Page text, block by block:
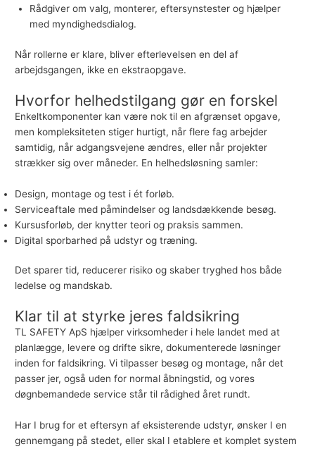
Rådgiver om valg, monterer, eftersynstester og hjælper
med myndighedsdialog.
Når rollerne er klare, bliver efterlevelsen en del af
arbejdsgangen, ikke en ekstraopgave.
Hvorfor helhedstilgang gør en forskel
Enkeltkomponenter kan være nok til en afgrænset opgave,
men kompleksiteten stiger hurtigt, når flere fag arbejder
samtidig, når adgangsvejene ændres, eller når projekter
strækker sig over måneder. En helhedsløsning samler:
Design, montage og test i ét forløb.
Serviceaftale med påmindelser og landsdækkende besøg.
Kursusforløb, der knytter teori og praksis sammen.
Digital sporbarhed på udstyr og træning.
Det sparer tid, reducerer risiko og skaber tryghed hos både
ledelse og mandskab.
Klar til at styrke jeres faldsikring
TL SAFETY ApS hjælper virksomheder i hele landet med at
planlægge, levere og drifte sikre, dokumenterede løsninger
inden for faldsikring. Vi tilpasser besøg og montage, når det
passer jer, også uden for normal åbningstid, og vores
døgnbemandede service står til rådighed året rundt.
Har I brug for et eftersyn af eksisterende udstyr, ønsker I en
gennemgang på stedet, eller skal I etablere et komplet system